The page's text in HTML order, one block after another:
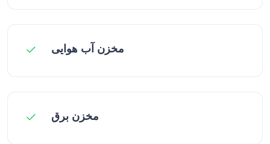
مخزن آب هوایی
مخزن برق